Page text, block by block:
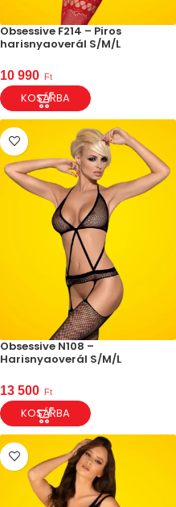
Obsessive F214 – Piros
harisnyaoverál S/M/L
10 990 Ft
KOSÁRBA
Obsessive N108 –
Harisnyaoverál S/M/L
13 500 Ft
KOSÁRBA